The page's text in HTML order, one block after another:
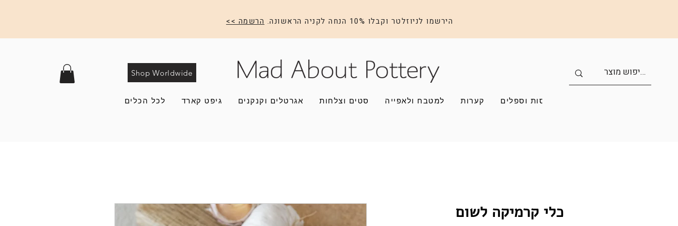
הירשמו לניוזלטר וקבלו 10% הנחה לקניה הראשונה. הרשמה >>
Shop Worldwide
כוסות וספלים קערות למטבח ולאפייה סטים וצלחות אגרטלים וקנקנים גיפט קארד לכל הכלים
כלי קרמיקה לשום